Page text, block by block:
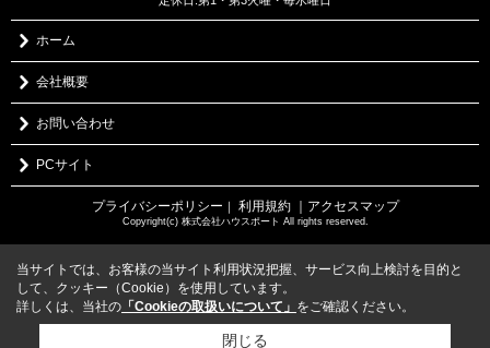
ホーム
会社概要
お問い合わせ
PCサイト
プライバシーポリシー ｜ 利用規約 ｜アクセスマップ
Copyright(c) 株式会社ハウスポート All rights reserved.
当サイトでは、お客様の当サイト利用状況把握、サービス向上検討を目的と
して、クッキー（Cookie）を使用しています。
詳しくは、当社の 「Cookieの取扱いについて」 をご確認ください。
閉じる